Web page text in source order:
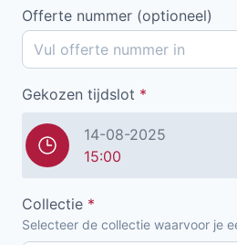
Offerte nummer (optioneel)
Gekozen tijdslot *
14-08-2025
15:00
Collectie *
Selecteer de collectie waarvoor je